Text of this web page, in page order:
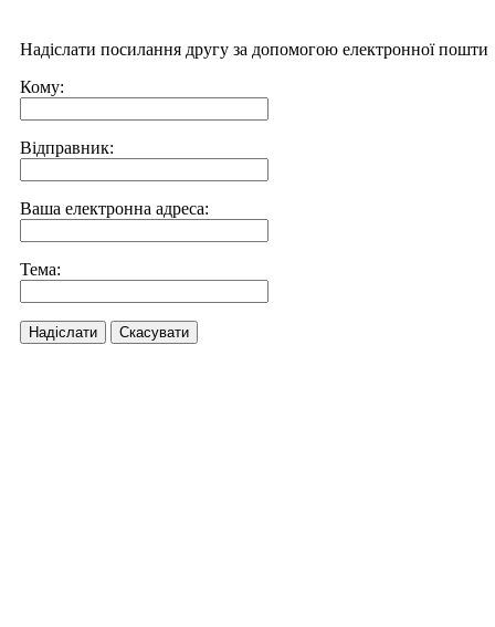
Надіслати посилання другу за допомогою електронної пошти
Кому:
Відправник:
Ваша електронна адреса:
Тема:
Надіслати Скасувати